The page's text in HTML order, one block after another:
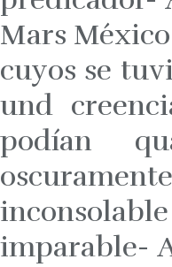
Mars
cuyos se
und
podían
imparable-